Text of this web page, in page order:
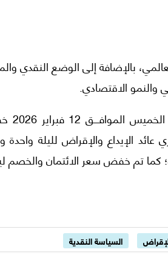
بالإضافة إلى الوضع النقدي
والنمو الاقتصادي.
وقررت لجنة
تم خفض سعري عائد الإيداع والإقراض لليلة
إلى 19.0% و20.0% و19.5%، على الترتيب؛ كما تم خفض سعر الائتمان
السياسة النقدية